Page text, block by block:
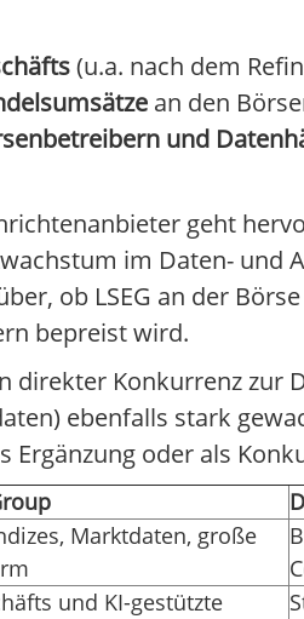
(u.a. nach dem
an den
und
geht
im Daten- und
ob LSEG an der
bepreist wird.
direkter Konkurrenz
ebenfalls stark
Ergänzung oder als
Marktdaten, große
und KI-gestützte